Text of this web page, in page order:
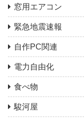
窓用エアコン
緊急地震速報
自作PC関連
電力自由化
食べ物
駿河屋